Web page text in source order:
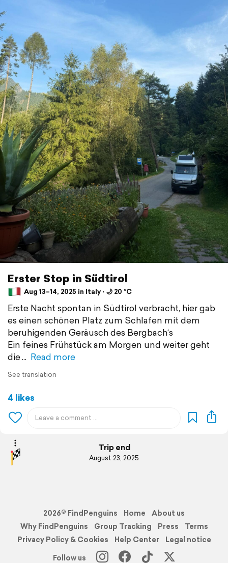
Erster Stop in Südtirol
Aug 13–14, 2025 in Italy ⋅ 🌙 20 °C
Erste Nacht spontan in Südtirol verbracht, hier gab
es einen schönen Platz zum Schlafen mit dem
beruhigenden Geräusch des Bergbach‘s
Ein feines Frühstück am Morgen und weiter geht
die
Read more
See translation
4 likes
Trip end
August 23, 2025
2026© FindPenguins Home
About us
Why FindPenguins
Group Tracking Press
Terms
Privacy Policy & Cookies
Help Center
Legal notice
Follow us